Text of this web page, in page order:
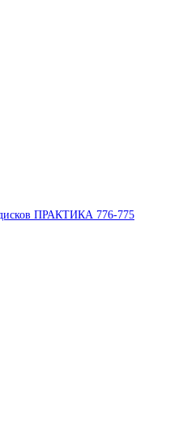
ПРАКТИКА 776-775